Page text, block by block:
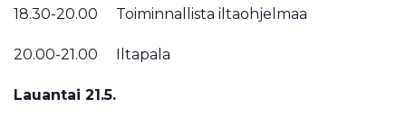
18.30-20.00 Toiminnallista iltaohjelmaa
20.00-21.00 Iltapala
Lauantai 21.5.